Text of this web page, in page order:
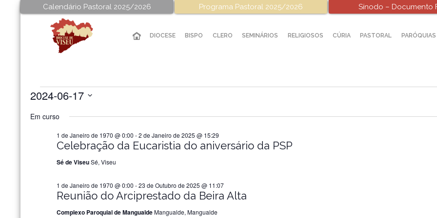
Calendário Pastoral 2025/2026 Programa Pastoral 2025/2026 Sínodo – Documento
DIOCESE BISPO CLERO SEMINÁRIOS RELIGIOSOS CÚRIA PASTORAL PARÓQUIAS
Eventos
2024-06-17
a
Em curso
Celebração da Eucaristia do aniversário da PSP
1 de Janeiro de 1970 @ 0:00 -2 de Janeiro de 2025 @ 15:29
Sé de ViseuSé, Viseu
Reunião do Arciprestado da Beira Alta
1 de Janeiro de 1970 @ 0:00 -23 de Outubro de 2025 @ 11:07
Complexo Paroquial de MangualdeMangualde, Mangualde